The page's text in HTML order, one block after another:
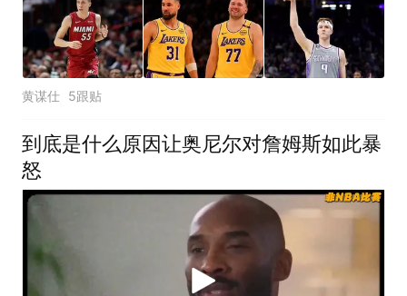
黄谋仕 5跟贴
到底是什么原因让奥尼尔对詹姆斯如此暴
怒